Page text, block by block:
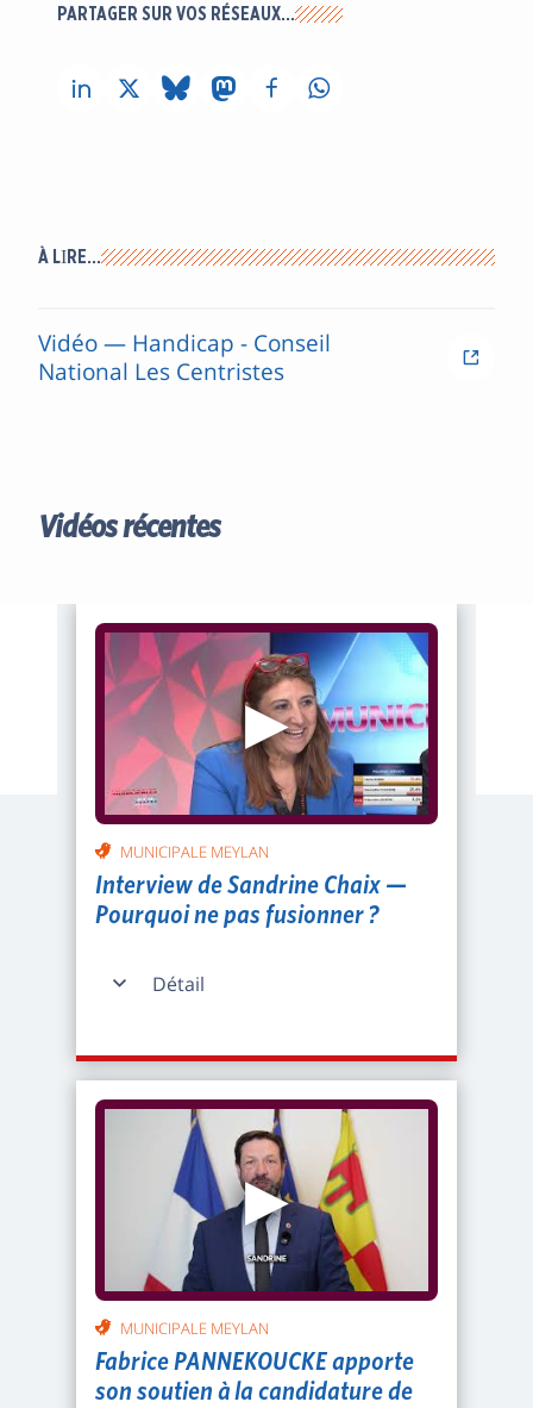
PARTAGER SUR VOS RÉSEAUX…
À LIRE…
Vidéo — Handicap - Conseil
National Les Centristes
Vidéos récentes
▶
MUNICIPALE MEYLAN
Interview de Sandrine Chaix —
Pourquoi ne pas fusionner ?
Détail
▶
MUNICIPALE MEYLAN
Fabrice PANNEKOUCKE apporte
son soutien à la candidature de